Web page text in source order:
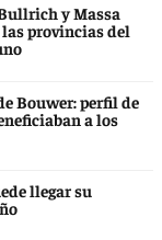
y Massa
provincias del
Bouwer: perfil de
a los
llegar su